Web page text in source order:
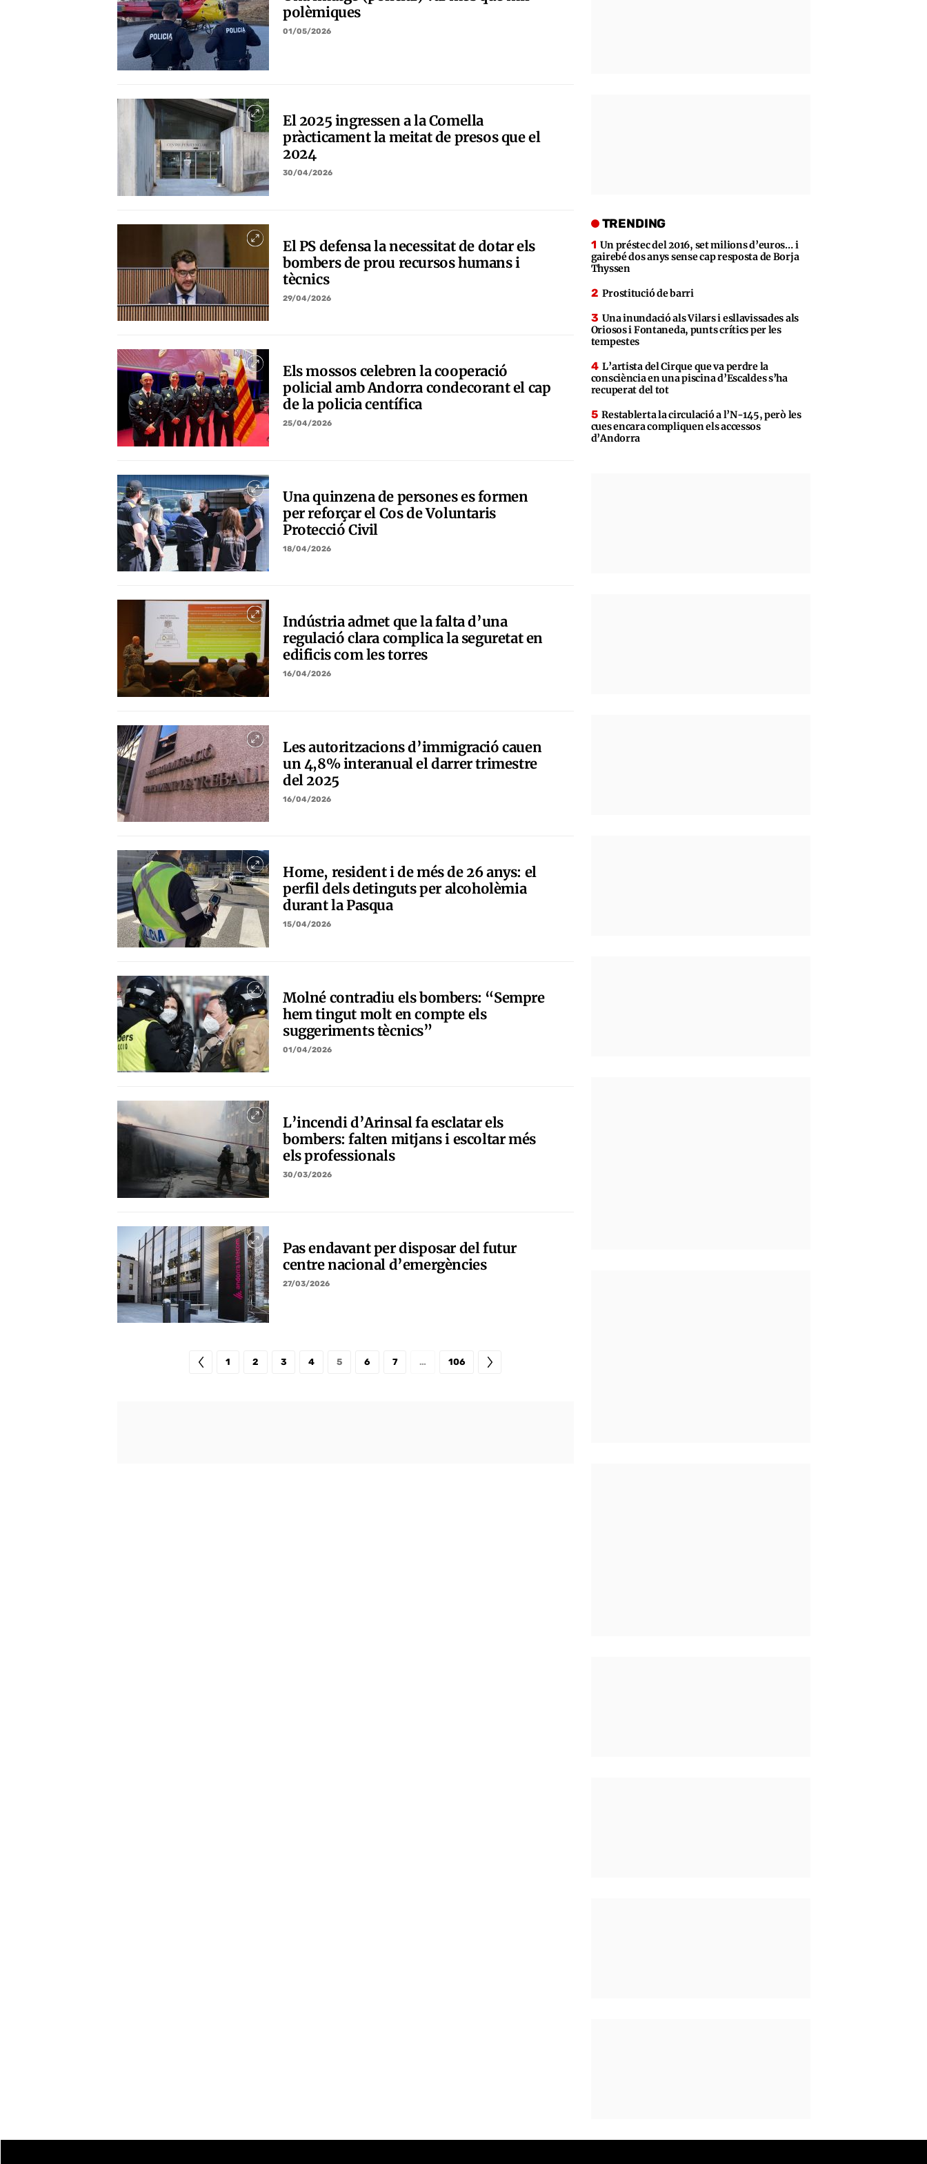
polèmiques
01/05/2026
El 2025 ingressen a la Comella
pràcticament la meitat de presos que el
2024
30/04/2026
El PS defensa la necessitat de dotar els
bombers de prou recursos humans i
tècnics
29/04/2026
Els mossos celebren la cooperació
policial amb Andorra condecorant el cap
de la policia centífica
25/04/2026
Una quinzena de persones es formen
per reforçar el Cos de Voluntaris
Protecció Civil
18/04/2026
Indústria admet que la falta d’una
regulació clara complica la seguretat en
edificis com les torres
16/04/2026
Les autoritzacions d’immigració cauen
un 4,8% interanual el darrer trimestre
del 2025
16/04/2026
Home, resident i de més de 26 anys: el
perfil dels detinguts per alcoholèmia
durant la Pasqua
15/04/2026
Molné contradiu els bombers: “Sempre
hem tingut molt en compte els
suggeriments tècnics”
01/04/2026
L’incendi d’Arinsal fa esclatar els
bombers: falten mitjans i escoltar més
els professionals
30/03/2026
Pas endavant per disposar del futur
centre nacional d’emergències
27/03/2026
1 2 3 4 5 6 7 … 106
TRENDING
Un préstec del 2016, set milions d’euros… i
gairebé dos anys sense cap resposta de Borja
Thyssen
Prostitució de barri
Una inundació als Vilars i esllavissades als
Oriosos i Fontaneda, punts crítics per les
tempestes
L’artista del Cirque que va perdre la
consciència en una piscina d’Escaldes s’ha
recuperat del tot
Restablerta la circulació a l’N-145, però les
cues encara compliquen els accessos
d’Andorra